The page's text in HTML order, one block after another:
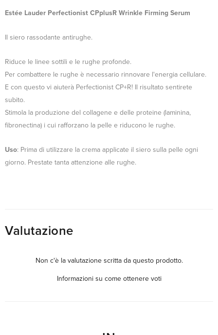
Estée Lauder Perfectionist CPplusR Wrinkle Firming Serum
Il siero rassodante antirughe.
Riduce le linee sottili e le rughe profonde.
Per combattere le rughe è necessario rinnovare l'energia cellulare.
E con questo vi aiuterà Perfectionist CP+R! Il risultato sentirete
subito.
Stimola la produzione del collagene e delle proteine (laminina,
fibronectina) i cui rafforzano la pelle e riducono le rughe.
Uso: Prima di utilizzare la crema applicate il siero sulla pelle ogni
giorno. Prestate tanta attenzione alle rughe.
Valutazione
Non c'è la valutazione scritta da questo prodotto.
Informazioni su come ottenere voti